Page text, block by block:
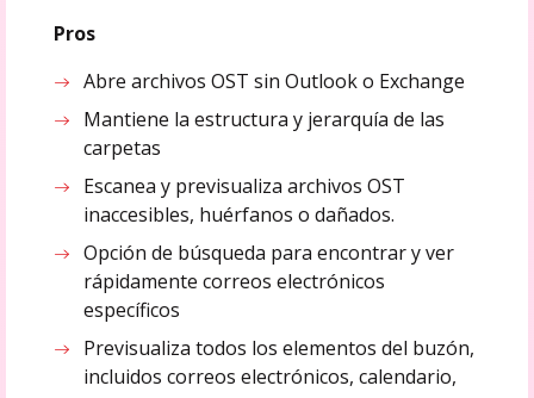
Pros
Abre archivos OST sin Outlook o Exchange
Mantiene la estructura y jerarquía de las
carpetas
Escanea y previsualiza archivos OST
inaccesibles, huérfanos o dañados.
Opción de búsqueda para encontrar y ver
rápidamente correos electrónicos
específicos
Previsualiza todos los elementos del buzón,
incluidos correos electrónicos, calendario,